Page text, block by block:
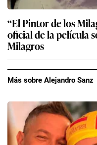
“El Pintor de los
oficial de la película
Milagros
Más sobre Alejandro Sanz